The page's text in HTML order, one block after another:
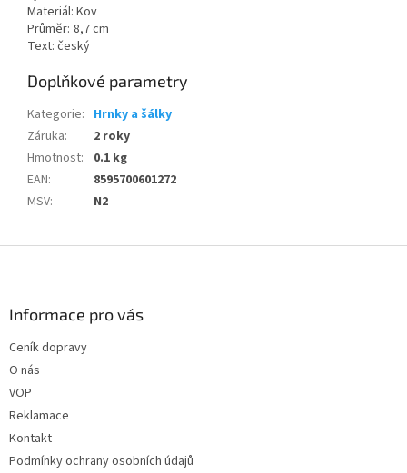
Materiál: Kov
Průměr: 8,7 cm
Text: český
Doplňkové parametry
Kategorie: Hrnky a šálky
Záruka:
2 roky
Hmotnost:
0.1 kg
EAN:
8595700601272
MSV: N2
Informace pro vás
Ceník dopravy
O nás
VOP
Reklamace
Kontakt
Podmínky ochrany osobních údajů